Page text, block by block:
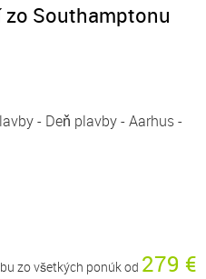
zo Southamptonu
- Deň plavby - Aarhus -
zo všetkých ponúk od 279 €